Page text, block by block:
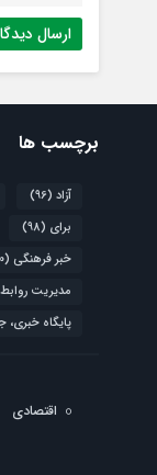
برچسب ها
آزاد (96)
برای (98)
خبر فرهنگی (200)
مدیریت
پایگاه خبری،
اقتصادی